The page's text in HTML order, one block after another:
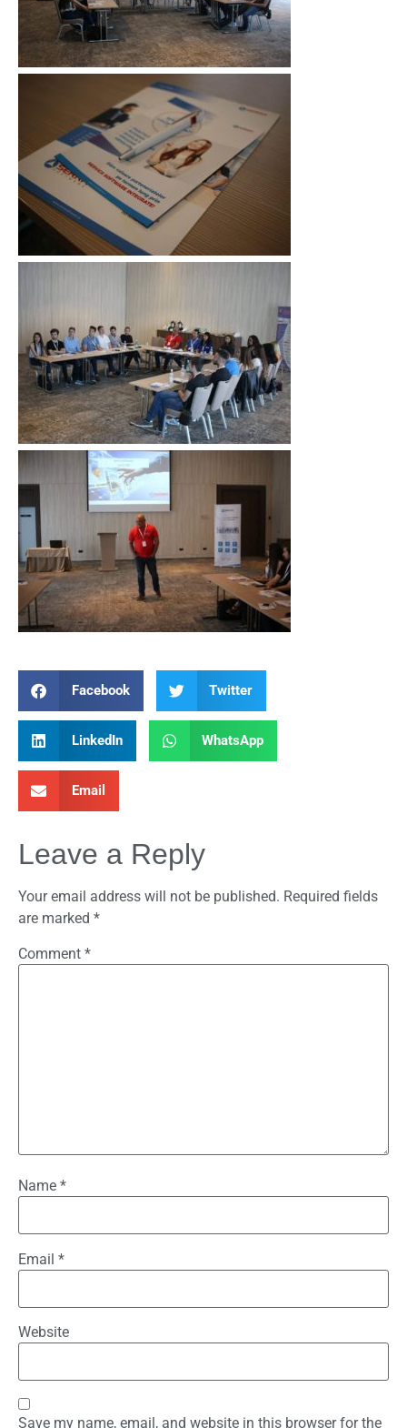
Facebook Twitter
LinkedIn WhatsApp
Email
Leave a Reply
Your email address will not be published. Required fields
are marked *
Comment *
Name *
Email *
Website
Save my name, email, and website in this browser for the